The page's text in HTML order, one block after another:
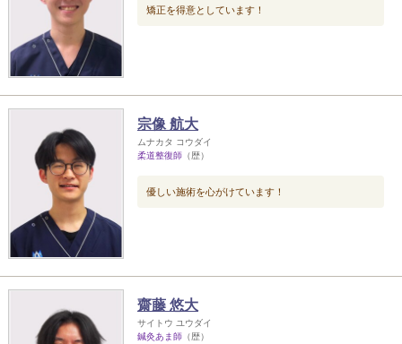
矯正を得意としています！
宗像 航大
ムナカタ コウダイ
柔道整復師 （歴）
優しい施術を心がけています！
齋藤 悠大
サイトウ ユウダイ
鍼灸あま師 （歴）